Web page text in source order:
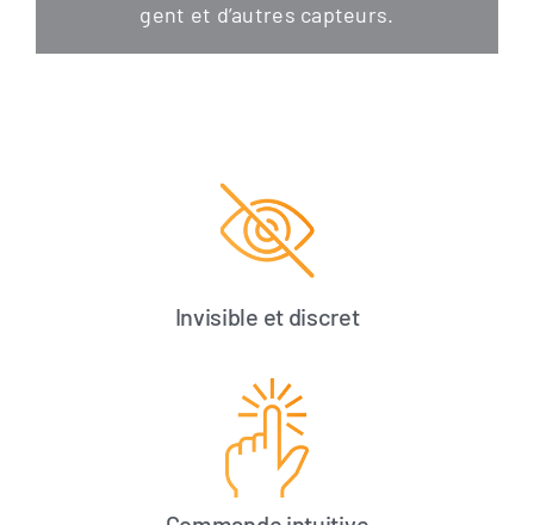
gent et d’autres capteurs.
Invisible et discret